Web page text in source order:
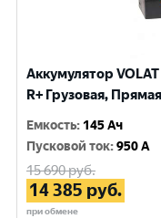
Аккумулятор
R+ Грузовая,
Емкость: 145 Ач
Пусковой ток:950 A
15 690руб.
14 385 руб.
при обмене